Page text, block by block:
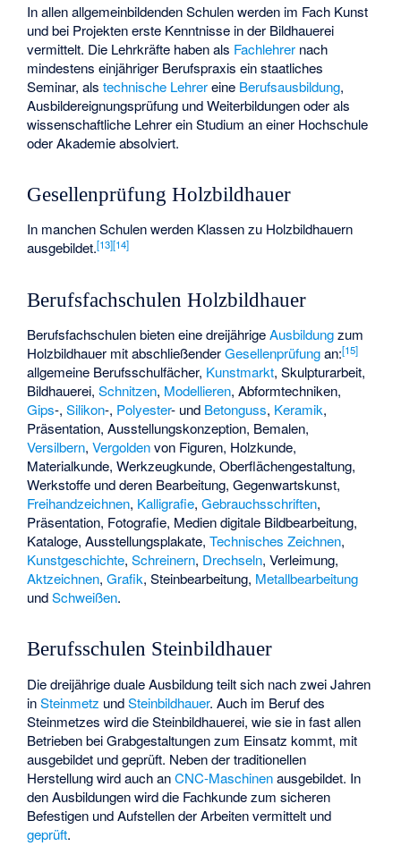
In allen allgemeinbildenden Schulen werden im Fach Kunst
und bei Projekten erste Kenntnisse in der Bildhauerei
vermittelt. Die Lehrkräfte haben als Fachlehrer nach
mindestens einjähriger Berufspraxis ein staatliches
Seminar, alstechnische Lehrereine Berufsausbildung,
Ausbildereignungsprüfung und Weiterbildungen oder als
wissenschaftliche Lehrer ein Studium an einer Hochschule
oder Akademie absolviert.
Gesellenprüfung Holzbildhauer
In manchen Schulen werden Klassen zu Holzbildhauern
ausgebildet.[13][14]
Berufsfachschulen Holzbildhauer
Berufsfachschulen bieten eine dreijährigeAusbildungzum
Holzbildhauer mit abschließenderGesellenprüfungan:[15]
allgemeine Berufsschulfächer, Kunstmarkt, Skulpturarbeit,
Bildhauerei,Schnitzen, Modellieren, Abformtechniken,
Gips-,Silikon-, Polyester- und Betonguss, Keramik,
Präsentation, Ausstellungskonzeption, Bemalen,
Versilbern,Vergoldenvon Figuren, Holzkunde,
Materialkunde, Werkzeugkunde, Oberflächengestaltung,
Werkstoffe und deren Bearbeitung, Gegenwartskunst,
Freihandzeichnen, Kalligrafie,Gebrauchsschriften,
Präsentation, Fotografie, Medien digitale Bildbearbeitung,
Kataloge, Ausstellungsplakate,Technisches Zeichnen,
Kunstgeschichte,Schreinern, Drechseln, Verleimung,
Aktzeichnen,Grafik, Steinbearbeitung, Metallbearbeitung
undSchweißen.
Berufsschulen Steinbildhauer
Die dreijährige duale Ausbildung teilt sich nach zwei Jahren
inSteinmetz undSteinbildhauer. Auch im Beruf des
Steinmetzes wird die Steinbildhauerei, wie sie in fast allen
Betrieben bei Grabgestaltungen zum Einsatz kommt, mit
ausgebildet und geprüft. Neben der traditionellen
Herstellung wird auch anCNC-Maschinenausgebildet. In
den Ausbildungen wird die Fachkunde zum sicheren
Befestigen und Aufstellen der Arbeiten vermittelt und
geprüft.